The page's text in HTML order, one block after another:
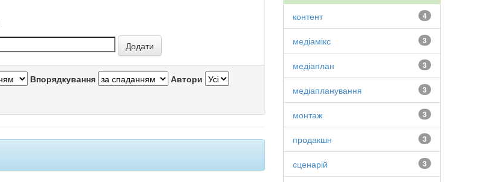
Впорядкування Автори
4
контент
3
медіамікс
3
медіаплан
3
медіапланування
3
монтаж
3
продакшн
3
сценарій